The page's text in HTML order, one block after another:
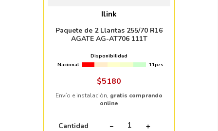
Ilink
Paquete de 2 Llantas 255/70 R16
AGATE AG-AT706 111T
Disponibilidad
Nacional
11pzs
$5180
Envío e instalación, gratis comprando
online
Cantidad ＋
－